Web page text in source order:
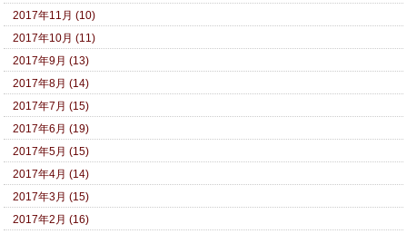
2017年11月 (10)
2017年10月 (11)
2017年9月 (13)
2017年8月 (14)
2017年7月 (15)
2017年6月 (19)
2017年5月 (15)
2017年4月 (14)
2017年3月 (15)
2017年2月 (16)